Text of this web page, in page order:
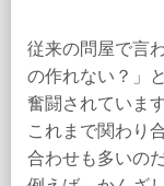
従来の問屋で言
の作れない？」
奮闘されています
これまで関わり
合わせも多いの